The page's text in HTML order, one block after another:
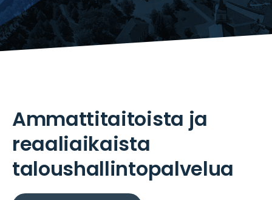
Ammattitaitoista ja
reaaliaikaista
taloushallinto­palvelua